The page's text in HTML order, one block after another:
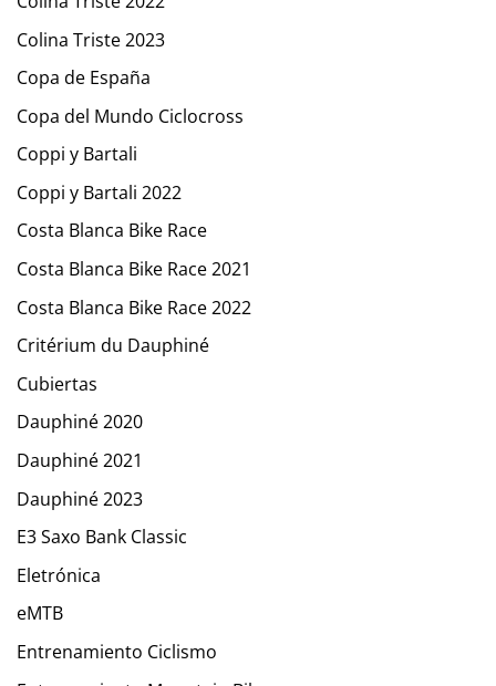
Colina Triste 2023
Copa de España
Copa del Mundo Ciclocross
Coppi y Bartali
Coppi y Bartali 2022
Costa Blanca Bike Race
Costa Blanca Bike Race 2021
Costa Blanca Bike Race 2022
Critérium du Dauphiné
Cubiertas
Dauphiné 2020
Dauphiné 2021
Dauphiné 2023
E3 Saxo Bank Classic
Eletrónica
eMTB
Entrenamiento Ciclismo